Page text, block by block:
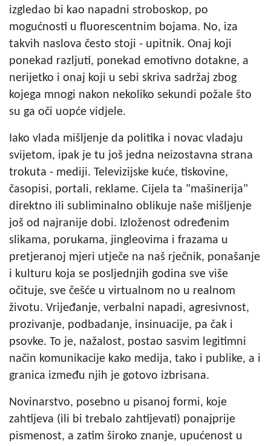
izgledao bi kao napadni stroboskop, po
mogućnosti u fluorescentnim bojama. No, iza
takvih naslova često stoji - upitnik. Onaj koji
ponekad razljuti, ponekad emotivno dotakne, a
nerijetko i onaj koji u sebi skriva sadržaj zbog
kojega mnogi nakon nekoliko sekundi požale što
su ga oči uopće vidjele.
Iako vlada mišljenje da politika i novac vladaju
svijetom, ipak je tu još jedna neizostavna strana
trokuta - mediji. Televizijske kuće, tiskovine,
časopisi, portali, reklame. Cijela ta "mašinerija"
direktno ili subliminalno oblikuje naše mišljenje
još od najranije dobi. Izloženost određenim
slikama, porukama, jingleovima i frazama u
pretjeranoj mjeri utječe na naš rječnik, ponašanje
i kulturu koja se posljednjih godina sve više
očituje, sve češće u virtualnom no u realnom
životu. Vrijeđanje, verbalni napadi, agresivnost,
prozivanje, podbadanje, insinuacije, pa čak i
psovke. To je, nažalost, postao sasvim legitimni
način komunikacije kako medija, tako i publike, a i
granica između njih je gotovo izbrisana.
Novinarstvo, posebno u pisanoj formi, koje
zahtijeva (ili bi trebalo zahtijevati) ponajprije
pismenost, a zatim široko znanje, upućenost u